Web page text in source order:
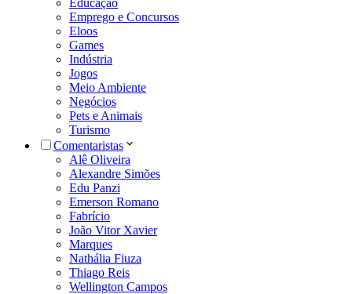
Emprego e Concursos
Eloos
Games
Indústria
Jogos
Meio Ambiente
Negócios
Pets e Animais
Turismo
Comentaristas
Alê Oliveira
Alexandre Simões
Edu Panzi
Emerson Romano
Fabrício
João Vitor Xavier
Marques
Nathália Fiuza
Thiago Reis
Wellington Campos